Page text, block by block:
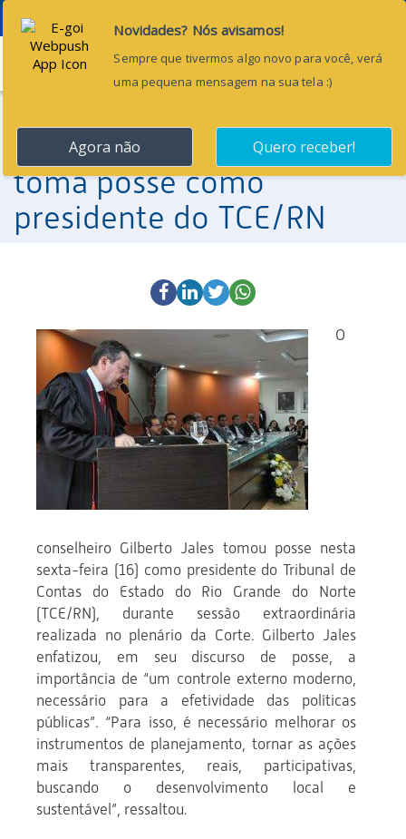
Menu
Conselheiro Gilberto Jales
toma posse como
presidente do TCE/RN
O
conselheiro Gilberto Jales tomou posse nesta
sexta-feira (16) como presidente do Tribunal de
Contas do Estado do Rio Grande do Norte
(TCE/RN), durante sessão extraordinária
realizada no plenário da Corte. Gilberto Jales
enfatizou, em seu discurso de posse, a
importância de “um controle externo moderno,
necessário para a efetividade das políticas
públicas”. “Para isso, é necessário melhorar os
instrumentos de planejamento, tornar as ações
mais transparentes, reais, participativas,
buscando o desenvolvimento local e
sustentável”, ressaltou.